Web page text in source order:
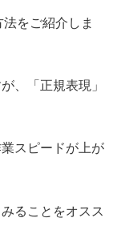
をご紹介しま
、「正規表現」
スピードが上が
ることをオスス